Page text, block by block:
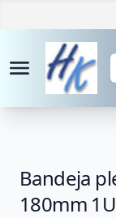
Bandeja
180mm